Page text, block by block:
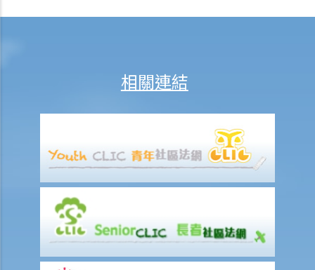
相關連結